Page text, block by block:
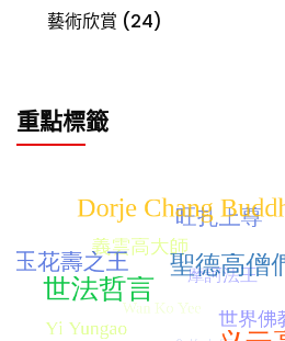
藝術欣賞 (24)
重點標籤